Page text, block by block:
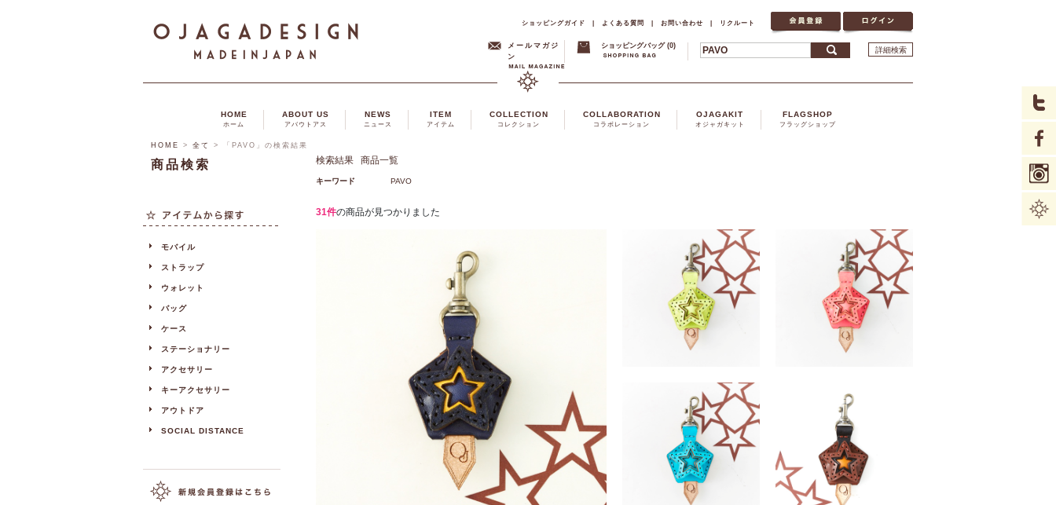
ショッピングガイド | よくある質問 | お問い合わせ | リクルート
メールマガジ
ン
ショッピングバッグ (0) 詳細検索
HOME
ホーム
ABOUT US
アバウトアス
NEWS
ニュース
ITEM
アイテム
COLLECTION
コレクション
COLLABORATION
コラボレーション
OJAGAKIT
オジャガキット
FLAGSHOP
フラッグショップ
HOME > 全て > 「PAVO」の検索結果
検索結果 商品一覧
キーワード PAVO
31件の商品が見つかりました
￥3,190 （税込）
￥3,190 （税込）
商品検索
モバイル
ストラップ
ウォレット
バッグ
ケース
ステーショナリー
アクセサリー
キーアクセサリー
アウトドア
SOCIAL DISTANCE